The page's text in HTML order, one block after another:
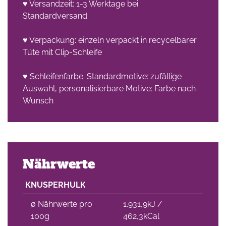
♥ Versandzeit: 1-3 Werktage bei
Standardversand
♥ Verpackung: einzeln verpackt in recycelbarer
Tüte mit Clip-Schleife
♥ Schleifenfarbe: Standardmotive: zufällige
Auswahl, personalisierbare Motive: Farbe nach
Wunsch
Nährwerte
KNUSPERHULK
∅ Nährwerte pro
100g
1.931,9kJ /
462,3kCal